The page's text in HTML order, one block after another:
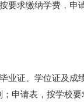
求缴纳学费，
证、学位证及
申请表，按学校要